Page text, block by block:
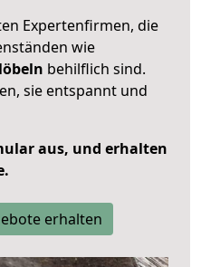
Expertenfirmen, die
wie
behilflich sind.
sie entspannt und
aus, und erhalten
erhalten